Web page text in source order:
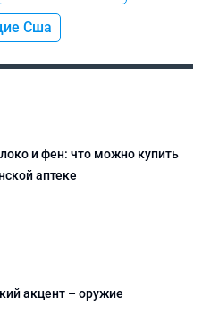
Сша
и фен: что можно купить
аптеке
акцент – оружие